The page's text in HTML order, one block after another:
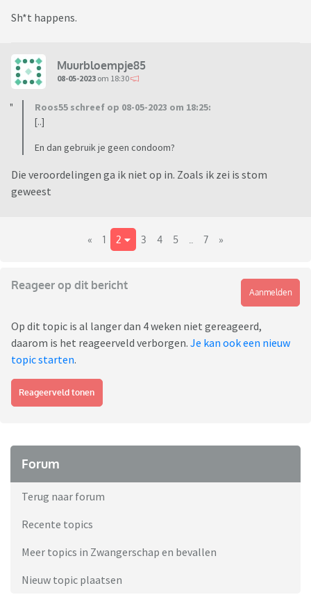
Sh*t happens.
Muurbloempje85
08-05-2023 om 18:30
Roos55 schreef op 08-05-2023 om 18:25:
[..]
En dan gebruik je geen condoom?
Die veroordelingen ga ik niet op in. Zoals ik zei is stom
geweest
« 1 2 3 4 5 7 »
Reageer op dit bericht
Aanmelden
Op dit topic is al langer dan 4 weken niet gereageerd,
daarom is het reageerveld verborgen. Je kan ook een nieuw
topic starten.
Reageerveld tonen
Forum
Terug naar forum
Recente topics
Meer topics in Zwangerschap en bevallen
Nieuw topic plaatsen